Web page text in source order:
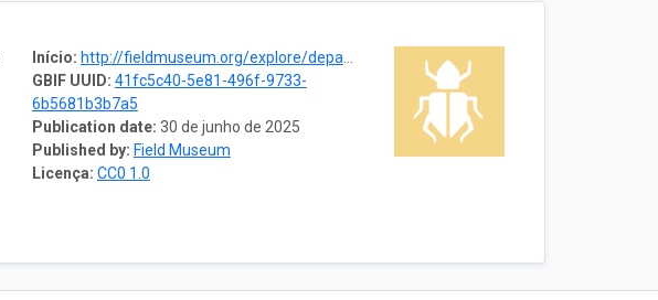
Início: http://fieldmuseum.org/explore/department/zoology/mammals/collections
GBIF UUID: 41fc5c40-5e81-496f-9733-
6b5681b3b7a5
Publication date: 30 de junho de 2025
Published by: Field Museum
Licença: CC0 1.0